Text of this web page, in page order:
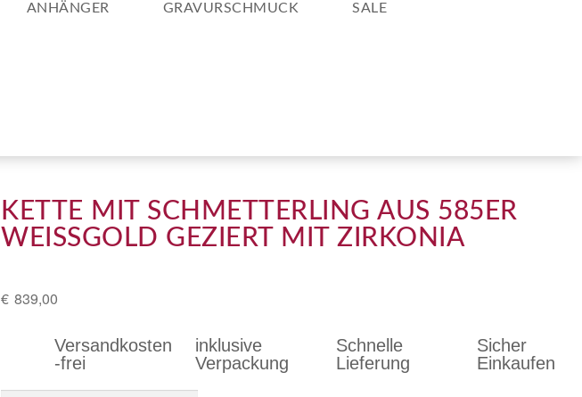
ANHÄNGER GRAVURSCHMUCK SALE
KETTE MIT SCHMETTERLING AUS 585ER
WEISSGOLD GEZIERT MIT ZIRKONIA
€ 839,00
Versandkosten
-frei
inklusive
Verpackung
Schnelle
Lieferung
Sicher
Einkaufen